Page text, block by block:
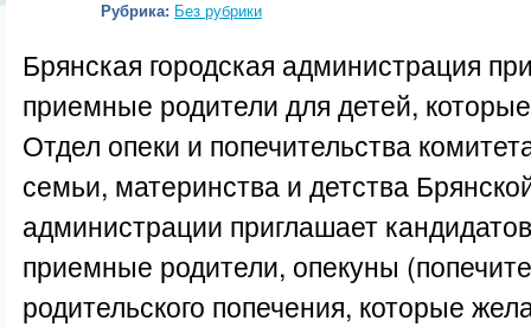
Рубрика: Без рубрики
Брянская городская администрация
приемные родители для детей,
Отдел опеки и попечительства
семьи, материнства и детства
администрации приглашает
приемные родители, опекуны
родительского попечения, которые